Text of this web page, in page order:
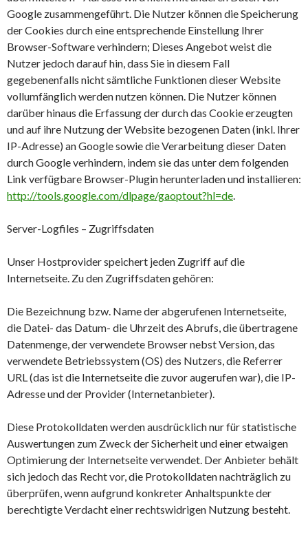
Google zusammengeführt. Die Nutzer können die Speicherung
der Cookies durch eine entsprechende Einstellung Ihrer
Browser-Software verhindern; Dieses Angebot weist die
Nutzer jedoch darauf hin, dass Sie in diesem Fall
gegebenenfalls nicht sämtliche Funktionen dieser Website
vollumfänglich werden nutzen können. Die Nutzer können
darüber hinaus die Erfassung der durch das Cookie erzeugten
und auf ihre Nutzung der Website bezogenen Daten (inkl. Ihrer
IP-Adresse) an Google sowie die Verarbeitung dieser Daten
durch Google verhindern, indem sie das unter dem folgenden
Link verfügbare Browser-Plugin herunterladen und installieren:
http://tools.google.com/dlpage/gaoptout?hl=de.
Server-Logfiles – Zugriffsdaten
Unser Hostprovider speichert jeden Zugriff auf die
Internetseite. Zu den Zugriffsdaten gehören:
Die Bezeichnung bzw. Name der abgerufenen Internetseite,
die Datei- das Datum- die Uhrzeit des Abrufs, die übertragene
Datenmenge, der verwendete Browser nebst Version, das
verwendete Betriebssystem (OS) des Nutzers, die Referrer
URL (das ist die Internetseite die zuvor augerufen war), die IP-
Adresse und der Provider (Internetanbieter).
Diese Protokolldaten werden ausdrücklich nur für statistische
Auswertungen zum Zweck der Sicherheit und einer etwaigen
Optimierung der Internetseite verwendet. Der Anbieter behält
sich jedoch das Recht vor, die Protokolldaten nachträglich zu
überprüfen, wenn aufgrund konkreter Anhaltspunkte der
berechtigte Verdacht einer rechtswidrigen Nutzung besteht.